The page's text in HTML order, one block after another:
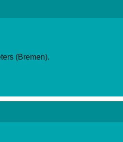
(Bremen).